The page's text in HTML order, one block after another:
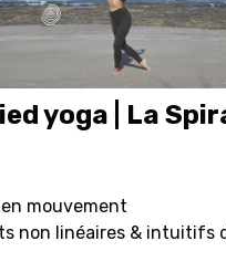
yoga | La
mouvement
non linéaires & intuitifs